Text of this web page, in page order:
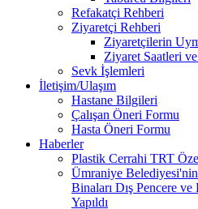
Refakatçi Rehberi
Ziyaretçi Rehberi
Ziyaretçilerin
Ziyaret Saatleri
Sevk İşlemleri
İletişim/Ulaşım
Hastane Bilgileri
Çalışan Öneri Formu
Hasta Öneri Formu
Haberler
Plastik Cerrahi TRT
Ümraniye
Binaları Dış Pencere
Yapıldı